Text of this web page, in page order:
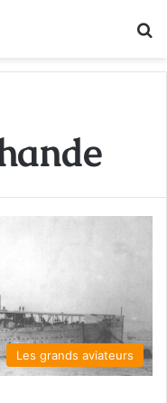
Les grands aviateurs